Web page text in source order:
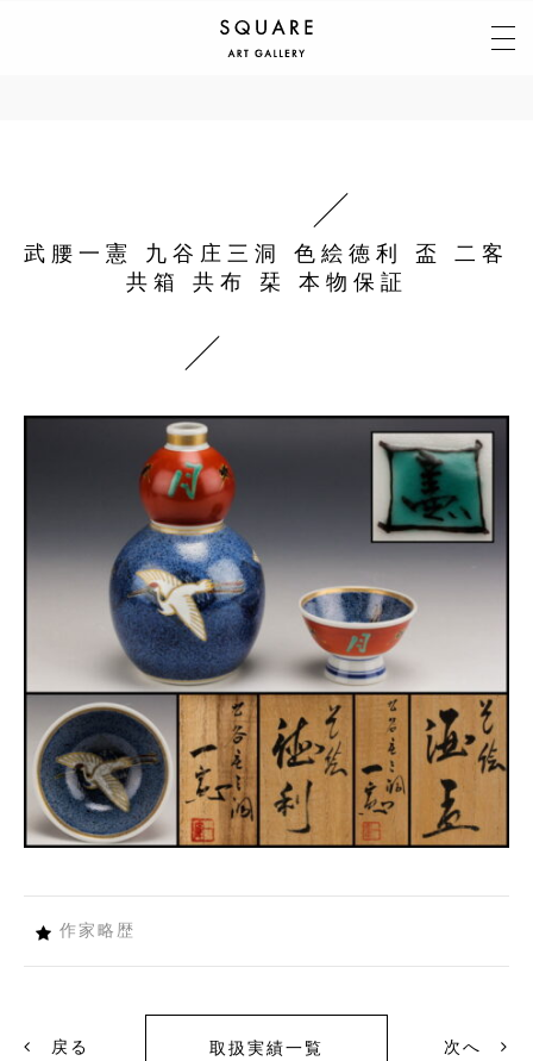
武腰一憲 九谷庄三洞 色絵徳利 盃 二客
共箱 共布 栞 本物保証
作家略歴
戻る 取扱実績一覧 次へ